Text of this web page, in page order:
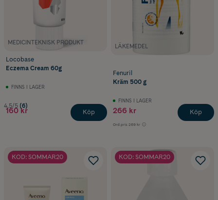
MEDICINTEKNISK PRODUKT
Locobase
Eczema Cream 60g
FINNS I LAGER
4.5/5 (6)
160 kr Köp
LÄKEMEDEL
Fenuril
Kräm 500 g
FINNS I LAGER
266 kr
Ord.pris 269 kr
Köp
KOD: SOMMAR20 KOD: SOMMAR20